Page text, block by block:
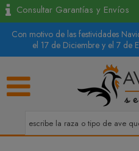
Con motivo de las festividades
el 17 de Diciembre y el 7 de
Consultar Garantías y Envíos